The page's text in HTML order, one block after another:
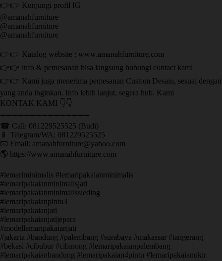
👉👉 Kunjungi profil IG
@amanahfurniture
@amanahfurniture
@amanahfurniture
👉👉 Katalog website : www.amanahfurniture.com
👉👉 info & pemesanan bisa langsung hubungi contact kami
👉👉 Kami juga menerima pemesanan Custom Desain, sesuai dengan
yang anda inginkan. Info lebih lanjut, segera hub. Kami
KONTAK KAMI 👇👇
➖➖➖➖➖➖➖➖➖➖➖➖➖➖➖ ㅤ
☎ Call: 081229525525 (Budi)
📱 Telegram/WA: 081229525525
📧 Email: amanahfurniture@yahoo.com
🌎 https://www.amanahfurniture.com
#lemariminimalis #lemaripakaianminimalis
#lemaripakaianminimalisjati
#lemaripakaianminimalissleding
#lemaripakaianpintu3
#lemaripakaianjati
#lemaripakaianjatijepara
#modellemaripakaianjati
#jakarta #bandung #palembang #surabaya #makassar #tangerang
#bekasi #cibubur #cibinong #lemaripakaianpalembang
#lemaripakaianbandung #lemaripakaian4pintu #lemaripakaianukir